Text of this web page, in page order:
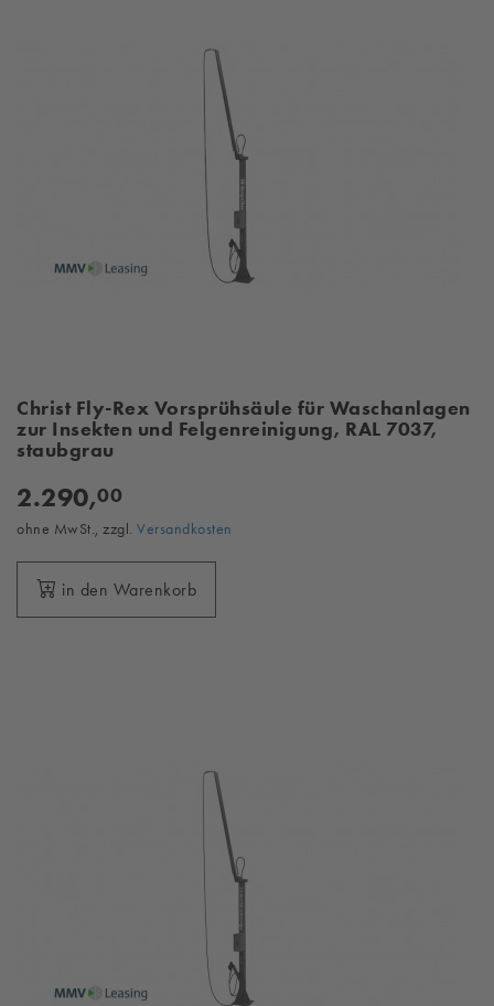
Christ Fly-Rex Vorsprühsäule für Waschanlagen
zur Insekten und Felgenreinigung, RAL 7037,
staubgrau
2.290,00
ohne MwSt., zzgl. Versandkosten
in den Warenkorb